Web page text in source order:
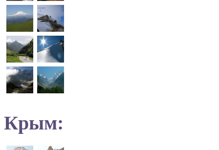
Крым: